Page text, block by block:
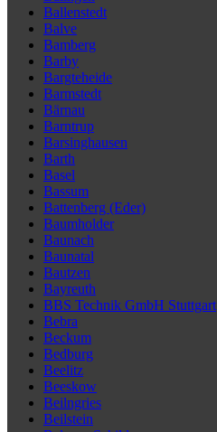
Ballenstedt
Balve
Bamberg
Barby
Bargteheide
Barmstedt
Bärnau
Barntrup
Barsinghausen
Barth
Basel
Bassum
Battenberg (Eder)
Baumholder
Baunach
Baunatal
Bautzen
Bayreuth
BBS Technik GmbH Stuttgart
Bebra
Beckum
Bedburg
Beelitz
Beeskow
Beilngries
Beilstein